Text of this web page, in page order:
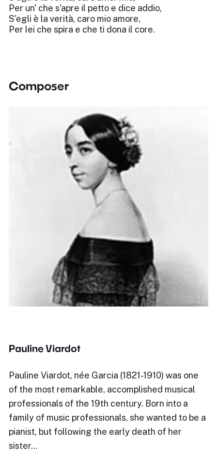
Per un' che s'apre il petto e dice addio,
S'egli è la verità, caro mio amore,
Per lei che spira e che ti dona il core.
Composer
Pauline Viardot
Pauline Viardot, née Garcia (1821-1910) was one
of the most remarkable, accomplished musical
professionals of the 19th century. Born into a
family of music professionals, she wanted to be a
pianist, but following the early death of her
sister…